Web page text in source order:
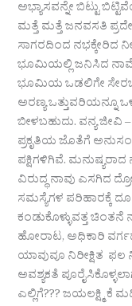
ಅಭ್ಯಾಸವನ್ನೇ ಬಿಟ್ಟು
ಮತ್ತೆ ಮತ್ತೆ ಜನವಸತಿ
ಸಾಗರದಿಂದ ನಭಕ್ಕೇರಿದ
ಭೂಮಿಯಲ್ಲಿ ಜನಿಸಿದ
ಭೂಮಿಯ ಒಡಲಿಗೇ
ಅರಣ್ಯ
ಬೀಳಬಹುದು. ವನ್ಯ
ಪ್ರಕೃತಿಯ ಜೊತೆಗೆ
ಪಕ್ಷಿಗಳಿಗಿವೆ.
ವಿರುದ್ಧ ನಾವು ಎಸಗಿದ
ಸಮಸ್ಯೆಗಳ ಪರಿಹಾರಕ್ಕೆ
ಕಂಡುಕೊಳ್ಳುವತ್ತ
ಹೋರಾಟ, ಅಧಿಕಾರಿ
ಯಾವುವೂ ನಿರೀಕ್ಷಿತ
ಅವಶ್ಯಕತೆ
ಎಲ್ಲಿಗೆ??? ಜಯಲಕ್ಷ್ಮಿ ಕೆ